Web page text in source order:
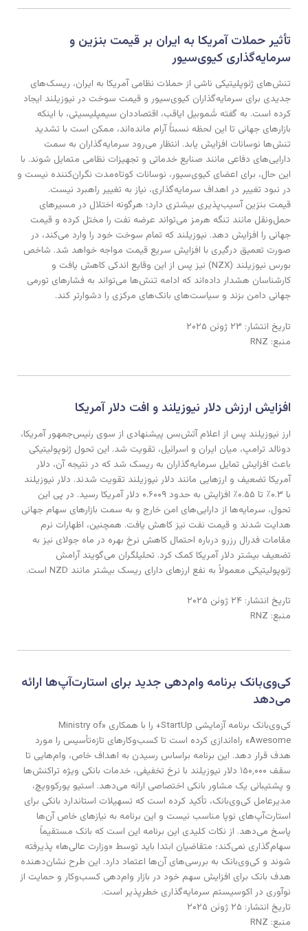
تأثیر حملات آمریکا به ایران بر قیمت بنزین و
سرمایه‌گذاری کیوی‌سیور
تنش‌های ژئوپلیتیکی ناشی از حملات نظامی آمریکا به ایران، ریسک‌های
جدیدی برای سرمایه‌گذاران کیوی‌سیور و قیمت سوخت در نیوزیلند ایجاد
کرده است. به گفته شَموبیل ایاقب، اقتصاددان سیمپلیسیتی، با اینکه
بازارهای جهانی تا این لحظه نسبتاً آرام مانده‌اند، ممکن است با تشدید
تنش‌ها نوسانات افزایش یابد. انتظار می‌رود سرمایه‌گذاران به سمت
دارایی‌های دفاعی مانند صنایع خدماتی و تجهیزات نظامی متمایل شوند. با
این حال، برای اعضای کیوی‌سیور، نوسانات کوتاه‌مدت نگران‌کننده نیست و
در نبود تغییر در اهداف سرمایه‌گذاری، نیاز به تغییر راهبرد نیست.
قیمت بنزین آسیب‌پذیری بیشتری دارد؛ هرگونه اختلال در مسیرهای
حمل‌ونقل مانند تنگه هرمز می‌تواند عرضه نفت را مختل کرده و قیمت
جهانی را افزایش دهد. نیوزیلند که تمام سوخت خود را وارد می‌کند، در
صورت تعمیق درگیری با افزایش سریع قیمت مواجه خواهد شد. شاخص
بورس نیوزیلند (NZX) نیز پس از این وقایع اندکی کاهش یافت و
کارشناسان هشدار داده‌اند که ادامه تنش‌ها می‌تواند به فشارهای تورمی
جهانی دامن بزند و سیاست‌های بانک‌های مرکزی را دشوارتر کند.
تاریخ انتشار: ۲۳ ژوئن ۲۰۲۵
منبع: RNZ
افزایش ارزش دلار نیوزیلند و افت دلار آمریکا
ارز نیوزیلند پس از اعلام آتش‌بس پیشنهادی از سوی رئیس‌جمهور آمریکا،
دونالد ترامپ، میان ایران و اسرائیل، تقویت شد. این تحول ژئوپولیتیکی
باعث افزایش تمایل سرمایه‌گذاران به ریسک شد که در نتیجه آن، دلار
آمریکا تضعیف و ارزهایی مانند دلار نیوزیلند تقویت شدند. دلار نیوزیلند
با ۰.۳٪ تا ۰.۵۵٪ افزایش به حدود ۰.۶۰۰۹ دلار آمریکا رسید. در پی این
تحول، سرمایه‌ها از دارایی‌های امن خارج و به سمت بازارهای سهام جهانی
هدایت شدند و قیمت نفت نیز کاهش یافت. همچنین، اظهارات نرم
مقامات فدرال رزرو درباره احتمال کاهش نرخ بهره در ماه جولای نیز به
تضعیف بیشتر دلار آمریکا کمک کرد. تحلیلگران می‌گویند آرامش
ژئوپولیتیکی معمولاً به نفع ارزهای دارای ریسک بیشتر مانند NZD است.
تاریخ انتشار: ۲۴ ژوئن ۲۰۲۵
منبع: RNZ
کی‌وی‌بانک برنامه وام‌دهی جدید برای استارت‌آپ‌ها ارائه
می‌دهد
کی‌وی‌بانک برنامه آزمایشی StartUp+ را با همکاری «Ministry of
Awesome» راه‌اندازی کرده است تا کسب‌وکارهای تازه‌تأسیس را مورد
هدف قرار دهد. این برنامه براساس رسیدن به اهداف خاص، وام‌هایی تا
سقف ۱۵۰٬۰۰۰ دلار نیوزیلند با نرخ تخفیفی، خدمات بانکی ویژه تراکنش‌ها
و پشتیبانی یک مشاور بانکی اختصاصی ارائه می‌دهد. استیو یورکوویچ،
مدیرعامل کی‌وی‌بانک، تأکید کرده است که تسهیلات استاندارد بانکی برای
استارت‌آپ‌های نوپا مناسب نیست و این برنامه به نیازهای خاص آن‌ها
پاسخ می‌دهد. از نکات کلیدی این برنامه این است که بانک مستقیماً
سهام‌گذاری نمی‌کند؛ متقاضیان ابتدا باید توسط «وزارت عالی‌ها» پذیرفته
شوند و کی‌وی‌بانک به بررسی‌های آن‌ها اعتماد دارد. این طرح نشان‌دهنده
هدف بانک برای افزایش سهم خود در بازار وام‌دهی کسب‌وکار و حمایت از
نوآوری در اکوسیستم سرمایه‌گذاری خطرپذیر است.
تاریخ انتشار: ۲۵ ژوئن ۲۰۲۵
منبع: RNZ